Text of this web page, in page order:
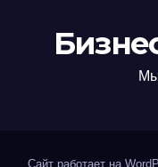
Сайт работает на